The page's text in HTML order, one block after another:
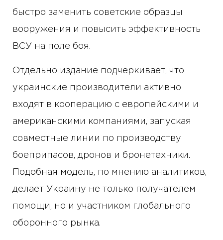
быстро заменить советские образцы
вооружения и повысить эффективность
ВСУ на поле боя.
Отдельно издание подчеркивает, что
украинские производители активно
входят в кооперацию с европейскими и
американскими компаниями, запуская
совместные линии по производству
боеприпасов, дронов и бронетехники.
Подобная модель, по мнению аналитиков,
делает Украину не только получателем
помощи, но и участником глобального
оборонного рынка.